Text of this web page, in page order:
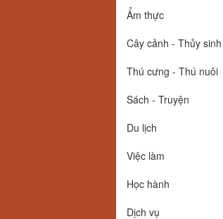
Ẩm thực
Cây cảnh - Thủy sinh
Thú cưng - Thú nuôi
Sách - Truyện
Du lịch
Việc làm
Học hành
Dịch vụ